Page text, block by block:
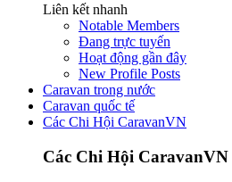
Liên kết nhanh
Notable Members
Đang trực tuyến
Hoạt động gần đây
New Profile Posts
Caravan trong nước
Caravan quốc tế
Các Chi Hội CaravanVN
Các Chi Hội CaravanVN